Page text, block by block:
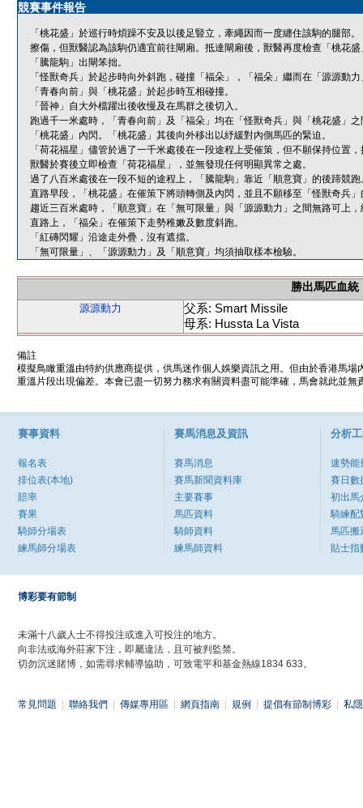
競賽事件報告
「桃花盛」於巡行時煩躁不安及以後足豎立，牽繩因而一度纏住該駒的腿部
擦傷，但獸醫認為該駒仍適宜前往閘廂。抵達閘廂後，獸醫再度檢查「桃花
「騰龍駒」出閘笨拙。
「怪獸奇兵」於起步時向外斜跑，碰撞「福朵」，「福朵」繼而在「源源動
「青春向前」與「桃花盛」於起步時互相碰撞。
「晉神」自大外檔躍出後收慢及在馬群之後切入。
跑過千一米處時，「青春向前」及「福朵」均在「怪獸奇兵」與「桃花盛」
「桃花盛」內閃。「桃花盛」其後向外移出以紓緩對內側馬匹的緊迫。
「荷花福星」儘管於過了一千米處後在一段途程上受催策，但不願保持位置
獸醫於賽後立即檢查「荷花福星」，並無發現任何明顯異常之處。
過了八百米處後在一段不短的途程上，「騰龍駒」靠近「順意寶」的後蹄競
直路早段，「桃花盛」在催策下將頭轉側及內閃，並且不願移至「怪獸奇兵」
趨近三百米處時，「順意寶」在「無可限量」與「源源動力」之間無路可上
直路上，「福朵」在催策下走勢稚嫩及數度斜跑。
「紅磚閃耀」沿途走外疊，沒有遮擋。
「無可限量」、「源源動力」及「順意寶」均須抽取樣本檢驗。
勝出馬匹血統
源源動力
父系: Smart Missile
母系: Hussta La Vista
備註
模擬鳥瞰重溫由特約供應商提供，供馬迷作個人娛樂資訊之用。但由於香港馬
重溫片段出現偏差。本會已盡一切努力務求有關資料盡可能準確，馬會就此並
賽事資料
報名表
排位表(本地)
賠率
賽果
騎師分場表
練馬師分場表
賽馬消息及資訊
賽馬消息
賽馬新聞資料庫
主要賽事
馬匹資料
騎師資料
練馬師資料
分析
速勢能
賽日數
初出馬
騎練配
馬匹搬
貼士指
博彩要有節制
未滿十八歲人士不得投注或進入可投注的地方。
向非法或海外莊家下注，即屬違法，且可被判監禁。
切勿沉迷賭博，如需尋求輔導協助，可致電平和基金熱線1834 633。
常見問題 聯絡我們 傳媒專用區 網頁指南 規例 提倡有節制博彩 私